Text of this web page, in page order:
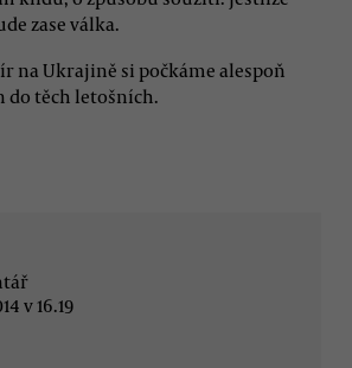
zase válka.
na Ukrajině si počkáme alespoň
do těch letošních.
v 16.19